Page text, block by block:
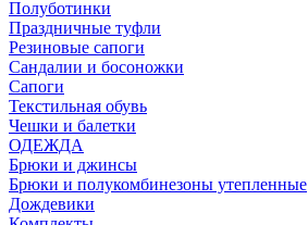
Полуботинки
Праздничные туфли
Резиновые сапоги
Сандалии и босоножки
Сапоги
Текстильная обувь
Чешки и балетки
ОДЕЖДА
Брюки и джинсы
Брюки и полукомбинезоны утепленные
Дождевики